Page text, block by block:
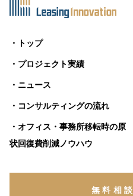
・トップ
・プロジェクト実績
・ニュース
・コンサルティングの流れ
・オフィス・事務所移転時の原
状回復費削減ノウハウ
無料相談